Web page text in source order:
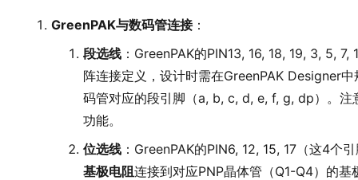
GreenPAK与数码管连接：
段选线 ：GreenPAK的PIN13, 16, 18, 19, 3, 5,
阵连接定义，设计时需在GreenPAK Designer
码管对应的段引脚（a, b, c, d, e, f, g, dp）。注
功能。
位选线 ：GreenPAK的PIN6, 12, 15, 17（这4个
基极电阻连接到对应PNP晶体管（Q1-Q4）的